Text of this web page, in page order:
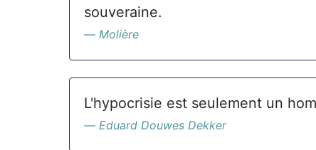
souveraine.
Molière
L'hypocrisie est seulement un
Eduard Douwes Dekker